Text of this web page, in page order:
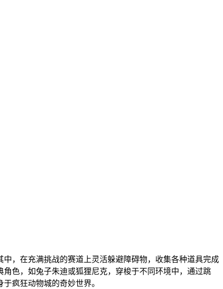
，在充满挑战的赛道上灵活躲避障碍物，收集各种道具完成
色，如兔子朱迪或狐狸尼克，穿梭于不同环境中，通过跳
疯狂动物城的奇妙世界。